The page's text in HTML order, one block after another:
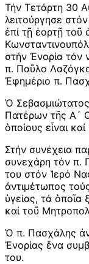
Τήν Τετάρτη 30
λειτούργησε
ἐπί τῇ ἑορτῇ τοῦ
στήν Ἐνορία τόν
π. Παῦλο
Ἐφημέριο π.
Ὁ
Πατέρων τῆς Α´
ὁποίους εἶναι
Στήν συνέχεια
συνεχάρη τόν π.
του στόν Ἱερό
ἀντιμέτωπος
ὑγείας, τά
καί τοῦ
Ὁ π. Πασχάλης
Ἐνορίας ἕνα
του.